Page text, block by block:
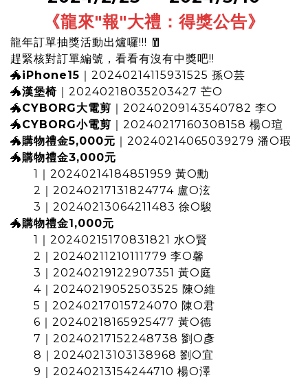
《龍來"報"大禮：得獎公告》
龍年訂單抽獎活動出爐囉!!! 🧧
趕緊核對訂單編號，看看有沒有中獎吧!!
🐲iPhone15 ｜20240214115931525 孫O芸
🐲漢堡椅 ｜20240218035203427 芒O
🐲CYBORG大電剪 ｜20240209143540782 李O
🐲CYBORG小電剪 ｜20240217160308158 楊O瑄
🐲購物禮金5,000元 ｜20240214065039279 潘O瑕
🐲購物禮金3,000元
1｜20240214184851959 黃O勳
2｜20240217131824774 盧O泫
3｜20240213064211483 徐O駿
🐲購物禮金1,000元
1｜20240215170831821 水O賢
2｜20240211210111779 李O馨
3｜20240219122907351 黃O庭
4｜20240219052503525 陳O維
5｜20240217015724070 陳O君
6｜20240218165925477 黃O德
7｜20240217152248738 劉O彥
8｜20240213103138968 劉O宜
9｜20240213154244710 楊O澤